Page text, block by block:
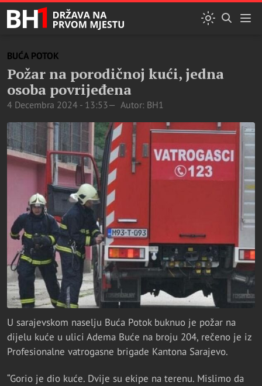
BUĆA POTOK
Požar na porodičnoj kući, jedna
osoba povrijeđena
4 Decembra 2024 - 13:53 Autor: BH1
U sarajevskom naselju Buća Potok buknuo je požar na
dijelu kuće u ulici Adema Buće na broju 204, rečeno je iz
Profesionalne vatrogasne brigade Kantona Sarajevo.
“Gorio je dio kuće. Dvije su ekipe na terenu. Mislimo da